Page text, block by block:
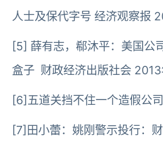
人士及保代字号 经济观察报
[5] 薛有志，郗沐平：美国公
盒子 财政经济出版社会
[6]五道关挡不住一个造假公
[7]田小蕾：姚刚警示投行：